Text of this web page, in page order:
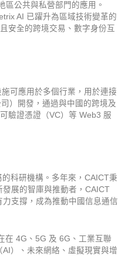
公共與私營部門的應用。
AI 已躍升為區域技術變革的
安全的跨境交易、數字身份互
可應用於多個行業，用於連接
）開發，通過與中國的跨境及
驗證憑證（VC）等 Web3 服
科研機構。多年來，CAICT秉
展的智庫與推動者，CAICT
支撐，成為推動中國信息通信
在 4G、5G 及 6G、工業互聯
）、未來網絡、虛擬現實與增